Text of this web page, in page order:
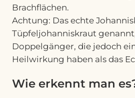
Brachflächen.
Achtung: Das echte
Tüpfeljohanniskraut
Doppelgänger, die jedoch
Heilwirkung haben als das
Wie erkennt man